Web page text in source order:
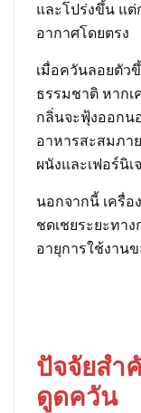
และโปร่งขึ้น แ
อากาศโดยตรง
เมื่อควันลอยตัว
ธรรมชาติ หากเ
กลิ่นจะฟุ้งออกน
อาหารสะสมภา
ผนังและเฟอร์นิเ
นอกจากนี้ เครื่อ
ชดเชยระยะทา
อายุการใช้งาน
ปัจจัยสำ
ดูดควัน